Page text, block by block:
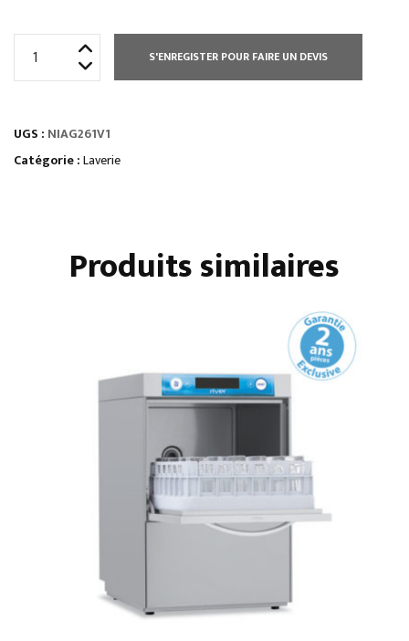
NIAGARA
500
S'ENREGISTER POUR FAIRE UN DEVIS
UGS : NIAG261V1
Catégorie :Laverie
Produits similaires